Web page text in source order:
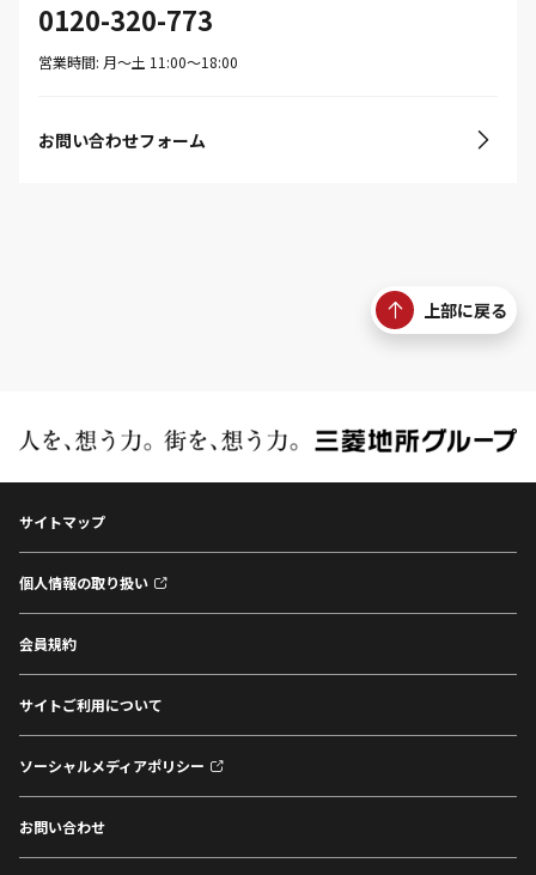
0120-320-773
営業時間: 月〜土 11:00〜18:00
お問い合わせフォーム
上部に戻る
サイトマップ
個人情報の取り扱い
会員規約
サイトご利用について
ソーシャルメディアポリシー
お問い合わせ